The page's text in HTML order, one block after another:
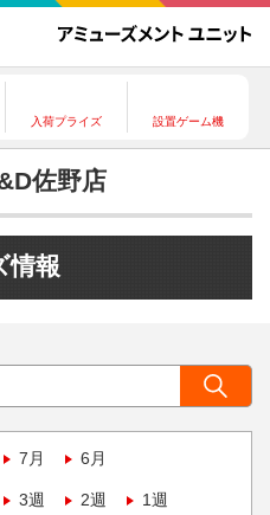
入荷プライズ 設置ゲーム機
佐野店
情報
7月 6月
3週 2週 1週